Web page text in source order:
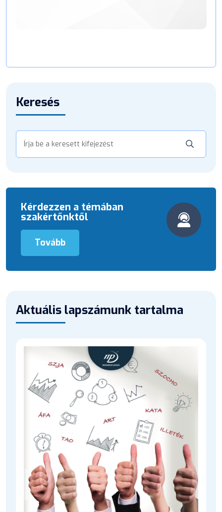
Keresés
Kérdezzen a témában
szakértőnktől
Tovább
Aktuális lapszámunk tartalma